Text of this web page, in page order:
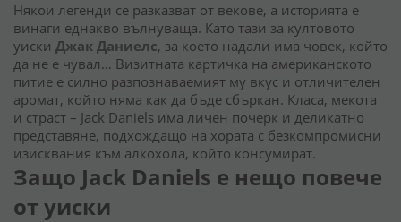
Някои легенди се разказват от векове, а историята е
винаги еднакво вълнуваща. Като тази за култовото
уиски Джак Даниелс, за което надали има човек, който
да не е чувал… Визитната картичка на американското
питие е силно разпознаваемият му вкус и отличителен
аромат, който няма как да бъде сбъркан. Класа, мекота
и страст – Jack Daniels има личен почерк и деликатно
представяне, подхождащо на хората с безкомпромисни
изисквания към алкохола, който консумират.
Защо Jack Daniels е нещо повече
от уиски